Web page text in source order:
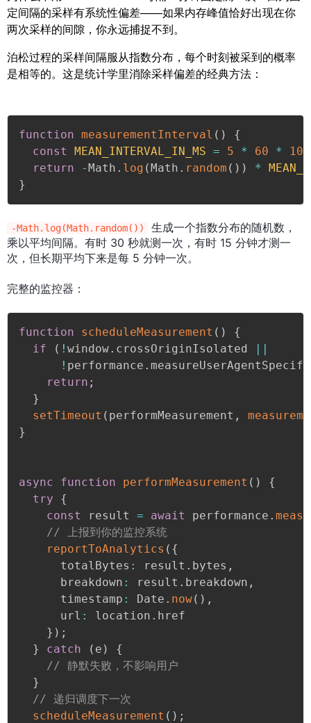
定间隔的采样有系统性偏差——如果内存峰值恰好出现在你
两次采样的间隙，你永远捕捉不到。
泊松过程的采样间隔服从指数分布，每个时刻被采到的概率
是相等的。这是统计学里消除采样偏差的经典方法：
function measurementInterval ( )
{
const
MEAN_INTERVAL_IN_MS = 5 * 60 *
return
-Math . log (Math . random ( ) ) *
}
-Math.log(Math.random())
生成一个指数分布的随机数，
乘以平均间隔。有时 30 秒就测一次，有时 15 分钟才测一
次，但长期平均下来是每 5 分钟一次。
完整的监控器：
function scheduleMeasurement ( )
{
if
( ! window. crossOriginIsolated
||
! performance .
return ;
}
setTimeout ( performMeasurement ,
}
async function performMeasurement ( )
{
try
{
const
result = await performance .
// 上报到你的监控系统
reportToAnalytics ( {
      totalBytes
: result . bytes ,
      breakdown
: result . breakdown ,
      timestamp
: Date . now( ) ,
      url
: location . href
} ) ;
}
catch ( e )
{
// 静默失败，不影响用户
}
// 递归调度下一次
scheduleMeasurement ( ) ;